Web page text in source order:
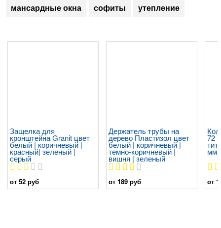
мансардные окна софиты утепление
Защелка для
кронштейна Granit цвет
белый | коричневый |
красный| зеленый |
серый
от 52 руб
Держатель трубы на
дерево Пластизол цвет
белый | коричневый |
темно-коричневый |
вишня | зеленый
от 189 руб
72
мм
от